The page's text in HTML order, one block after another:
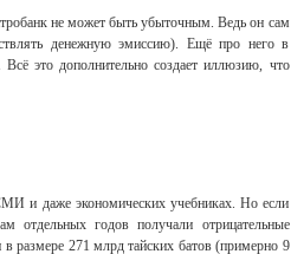
не может быть убыточным. Ведь он сам
денежную эмиссию). Ещё про него в
это дополнительно создает иллюзию, что
и даже экономических учебниках. Но если
отдельных годов получали отрицательные
размере 271 млрд тайских батов (примерно 9